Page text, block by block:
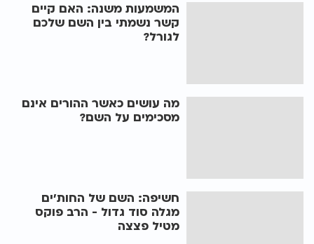
המשמעות משנה: האם קיים
קשר נשמתי בין השם שלכם
לגורל?
מה עושים כאשר ההורים אינם
מסכימים על השם?
חשיפה: השם של החות'ים
מגלה סוד גדול - הרב פוקס
מטיל פצצה